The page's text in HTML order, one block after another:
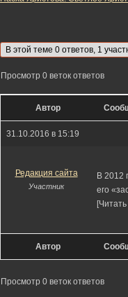
В этой теме 0 ответов, 1
Просмотр 0 веток ответов
Автор
31.10.2016 в 15:19
Редакция сайта
Участник
В 2012
его
Автор
Просмотр 0 веток ответов